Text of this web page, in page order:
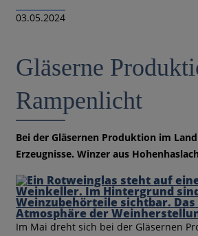
03.05.2024
Gläserne
Rampenlicht
Bei der Gläsernen Produktion im
Erzeugnisse. Winzer aus
Im Mai dreht sich bei der Gläsernen